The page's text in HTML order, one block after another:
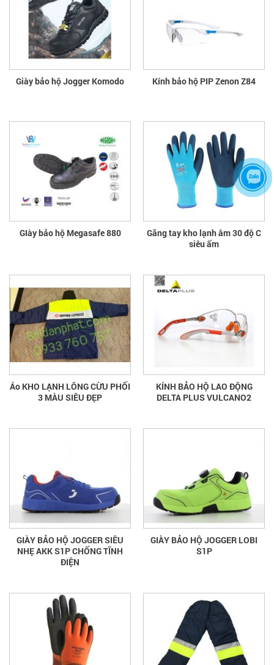
Giày bảo hộ Jogger Komodo Kính bảo hộ PIP Zenon Z84
GIày bảo hộ Megasafe 880
Găng tay kho lạnh âm 30 độ C
siêu ấm
Áo KHO LẠNH LÔNG CỪU PHỐI
3 MÀU SIÊU ĐẸP
KÍNH BẢO HỘ LAO ĐỘNG
DELTA PLUS VULCANO2
GIÀY BẢO HỘ JOGGER SIÊU
NHẸ AKK S1P CHỐNG TĨNH
ĐIỆN
GIÀY BẢO HỘ JOGGER LOBI
S1P